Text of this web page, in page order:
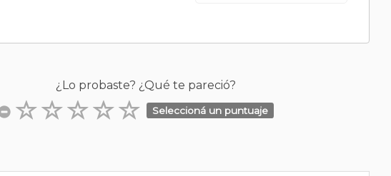
¿Lo probaste? ¿Qué te pareció?
Seleccioná un puntuaje